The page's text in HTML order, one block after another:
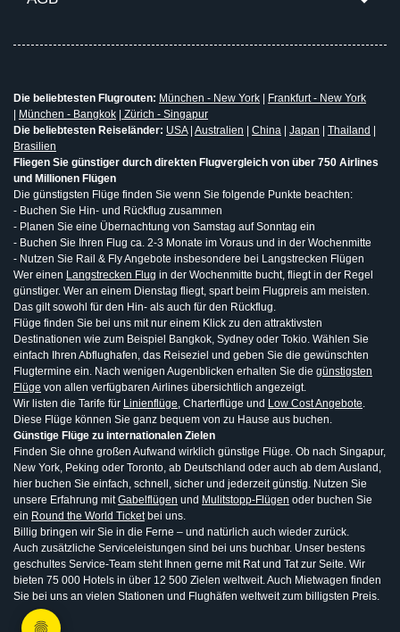
Die beliebtesten Flugrouten: München - New York
Frankfurt - New York
München - Bangkok
Zürich - Singapur
Die beliebtesten Reiseländer: USA| Australien China Japan Thailand
Brasilien
Fliegen Sie günstiger durch direkten Flugvergleich von über 750 Airlines
und Millionen Flügen
Die günstigsten Flüge finden Sie wenn Sie folgende Punkte beachten:
- Buchen Sie Hin- und Rückflug zusammen
- Planen Sie eine Übernachtung von Samstag auf Sonntag ein
- Buchen Sie Ihren Flug ca. 2-3 Monate im Voraus und in der Wochenmitte
- Nutzen Sie Rail & Fly Angebote insbesondere bei Langstrecken Flügen
Wer einen Langstrecken Flug in der Wochenmitte bucht, fliegt in der Regel
günstiger. Wer an einem Dienstag fliegt, spart beim Flugpreis am meisten.
Das gilt sowohl für den Hin- als auch für den Rückflug.
Flüge finden Sie bei uns mit nur einem Klick zu den attraktivsten
Destinationen wie zum Beispiel Bangkok, Sydney oder Tokio. Wählen Sie
einfach Ihren Abflughafen, das Reiseziel und geben Sie die gewünschten
Flugtermine ein. Nach wenigen Augenblicken erhalten Sie die günstigsten
Flüge von allen verfügbaren Airlines übersichtlich angezeigt.
Wir listen die Tarife für Linienflüge, Charterflüge und Low Cost Angebote.
Diese Flüge können Sie ganz bequem von zu Hause aus buchen.
Günstige Flüge zu internationalen Zielen
Finden Sie ohne großen Aufwand wirklich günstige Flüge. Ob nach Singapur,
New York, Peking oder Toronto, ab Deutschland oder auch ab dem Ausland,
hier buchen Sie einfach, schnell, sicher und jederzeit günstig. Nutzen Sie
unsere Erfahrung mitGabelflügen und Mulitstopp-Flügen oder buchen Sie
ein Round the World Ticketbei uns.
Billig bringen wir Sie in die Ferne – und natürlich auch wieder zurück.
Auch zusätzliche Serviceleistungen sind bei uns buchbar. Unser bestens
geschultes Service-Team steht Ihnen gerne mit Rat und Tat zur Seite. Wir
bieten 75 000 Hotels in über 12 500 Zielen weltweit. Auch Mietwagen finden
Sie bei uns an vielen Stationen und Flughäfen weltweit zum billigsten Preis.